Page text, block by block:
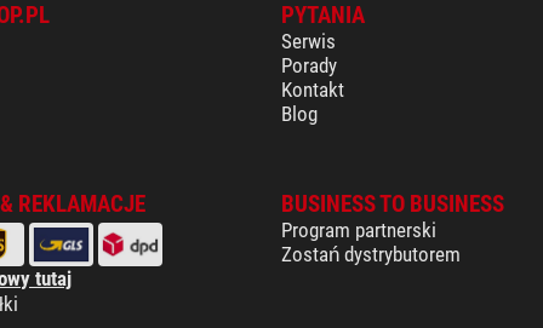
PYTANIA
Serwis
Porady
Kontakt
Blog
REKLAMACJE
tutaj
BUSINESS TO BUSINESS
Program partnerski
Zostań dystrybutorem